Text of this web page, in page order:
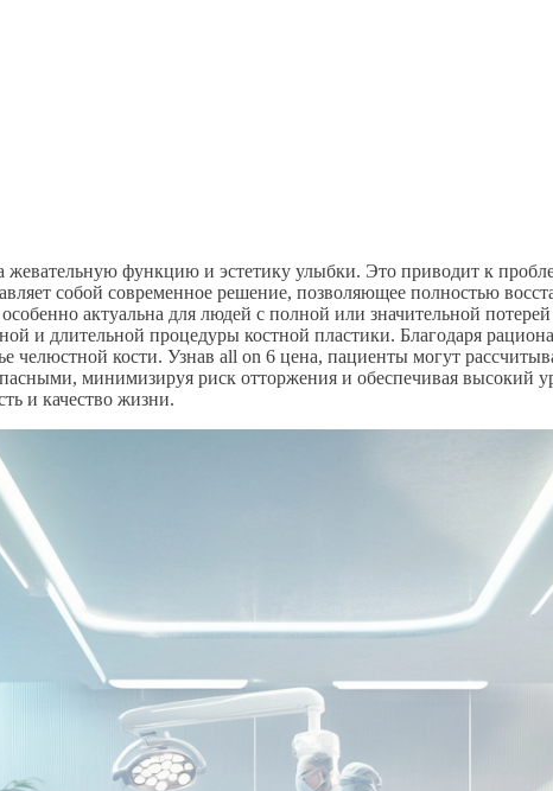
жевательную функцию и эстетику улыбки. Это приводит к
собой современное решение, позволяющее полностью
актуальна для людей с полной или значительной
и длительной процедуры костной пластики. Благодаря
челюстной кости. Узнав all on 6 цена, пациенты могут
минимизируя риск отторжения и обеспечивая высокий
и качество жизни.